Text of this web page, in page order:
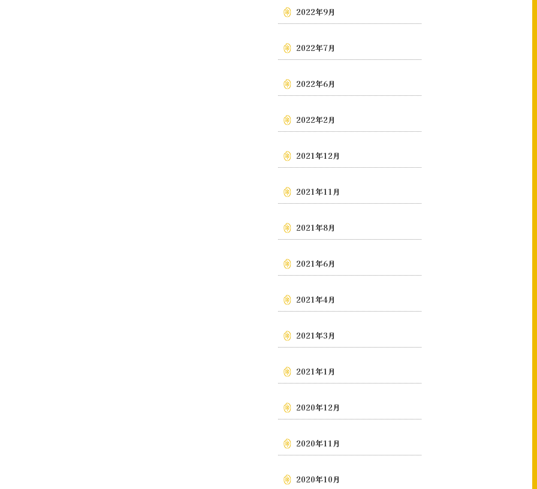
2022年9月
2022年7月
2022年6月
2022年2月
2021年12月
2021年11月
2021年8月
2021年6月
2021年4月
2021年3月
2021年1月
2020年12月
2020年11月
2020年10月